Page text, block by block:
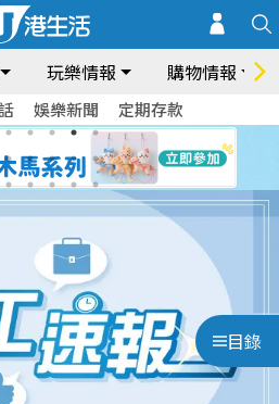
玩樂情報 購物情報
娛樂新聞 定期存款
目錄